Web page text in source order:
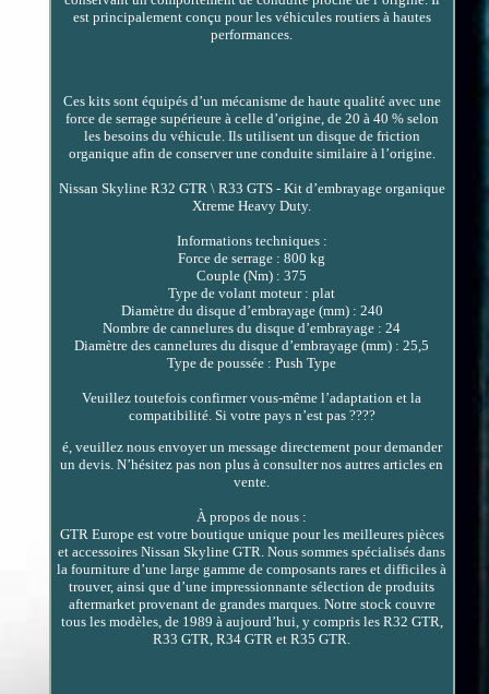
est principalement conçu pour les véhicules routiers à hautes
performances.
Ces kits sont équipés d’un mécanisme de haute qualité avec une
force de serrage supérieure à celle d’origine, de 20 à 40 % selon
les besoins du véhicule. Ils utilisent un disque de friction
organique afin de conserver une conduite similaire à l’origine.
Nissan Skyline R32 GTR \ R33 GTS - Kit d’embrayage organique
Xtreme Heavy Duty.
Informations techniques :
Force de serrage : 800 kg
Couple (Nm) : 375
Type de volant moteur : plat
Diamètre du disque d’embrayage (mm) : 240
Nombre de cannelures du disque d’embrayage : 24
Diamètre des cannelures du disque d’embrayage (mm) : 25,5
Type de poussée : Push Type
Veuillez toutefois confirmer vous-même l’adaptation et la
compatibilité. Si votre pays n’est pas ????
é, veuillez nous envoyer un message directement pour demander
un devis. N’hésitez pas non plus à consulter nos autres articles en
vente.
À propos de nous :
GTR Europe est votre boutique unique pour les meilleures pièces
et accessoires Nissan Skyline GTR. Nous sommes spécialisés dans
la fourniture d’une large gamme de composants rares et difficiles à
trouver, ainsi que d’une impressionnante sélection de produits
aftermarket provenant de grandes marques. Notre stock couvre
tous les modèles, de 1989 à aujourd’hui, y compris les R32 GTR,
R33 GTR, R34 GTR et R35 GTR.